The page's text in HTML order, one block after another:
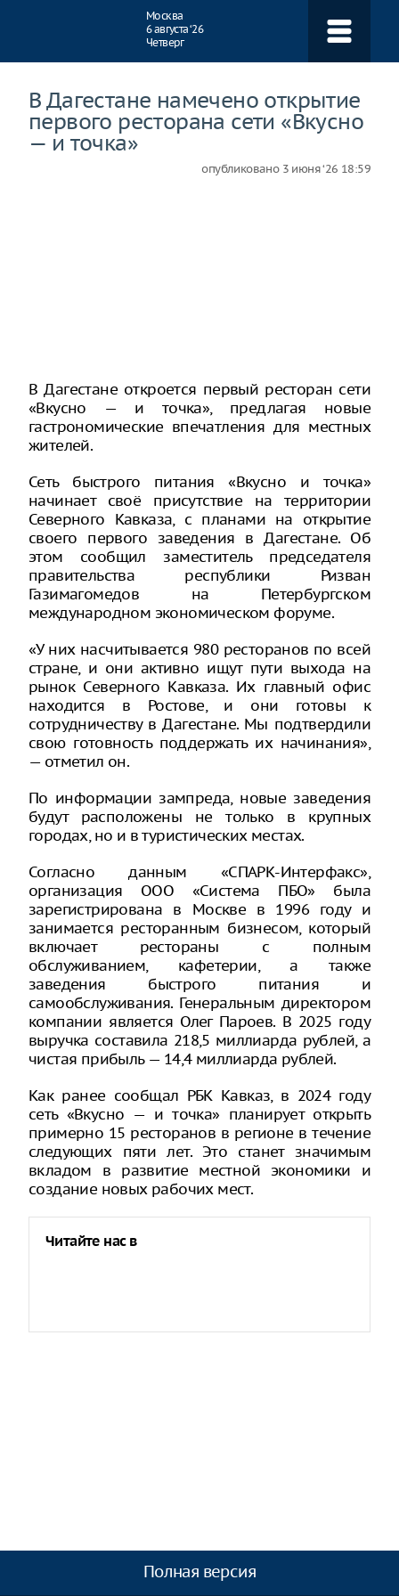
Москва
6 августа ‘26
Четверг
В Дагестане намечено открытие
первого ресторана сети «Вкусно
— и точка»
опубликовано 3 июня ‘26 18:59
В Дагестане откроется первый ресторан сети
«Вкусно — и точка», предлагая новые
гастрономические впечатления для местных
жителей.
Сеть быстрого питания «Вкусно и точка»
начинает своё присутствие на территории
Северного Кавказа, с планами на открытие
своего первого заведения в Дагестане. Об
этом сообщил заместитель председателя
правительства республики Ризван
Газимагомедов на Петербургском
международном экономическом форуме.
«У них насчитывается 980 ресторанов по всей
стране, и они активно ищут пути выхода на
рынок Северного Кавказа. Их главный офис
находится в Ростове, и они готовы к
сотрудничеству в Дагестане. Мы подтвердили
свою готовность поддержать их начинания»,
— отметил он.
По информации зампреда, новые заведения
будут расположены не только в крупных
городах, но и в туристических местах.
Согласно данным «СПАРК-Интерфакс»,
организация ООО «Система ПБО» была
зарегистрирована в Москве в 1996 году и
занимается ресторанным бизнесом, который
включает рестораны с полным
обслуживанием, кафетерии, а также
заведения быстрого питания и
самообслуживания. Генеральным директором
компании является Олег Пароев. В 2025 году
выручка составила 218,5 миллиарда рублей, а
чистая прибыль — 14,4 миллиарда рублей.
Как ранее сообщал РБК Кавказ, в 2024 году
сеть «Вкусно — и точка» планирует открыть
примерно 15 ресторанов в регионе в течение
следующих пяти лет. Это станет значимым
вкладом в развитие местной экономики и
создание новых рабочих мест.
Читайте нас в
Полная версия